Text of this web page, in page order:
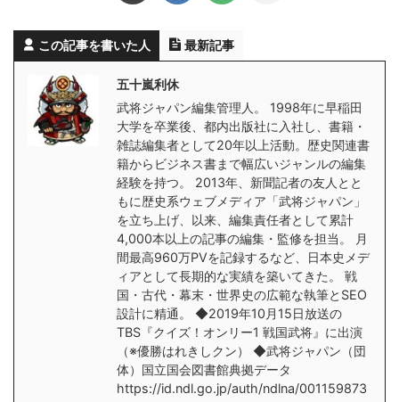
この記事を書いた人 最新記事
五十嵐利休
武将ジャパン編集管理人。 1998年に早稲田
大学を卒業後、都内出版社に入社し、書籍・
雑誌編集者として20年以上活動。歴史関連書
籍からビジネス書まで幅広いジャンルの編集
経験を持つ。 2013年、新聞記者の友人とと
もに歴史系ウェブメディア「武将ジャパン」
を立ち上げ、以来、編集責任者として累計
4,000本以上の記事の編集・監修を担当。 月
間最高960万PVを記録するなど、日本史メデ
ィアとして長期的な実績を築いてきた。 戦
国・古代・幕末・世界史の広範な執筆とSEO
設計に精通。 ◆2019年10月15日放送の
TBS『クイズ！オンリー1 戦国武将』に出演
（※優勝はれきしクン） ◆武将ジャパン（団
体）国立国会図書館典拠データ
https://id.ndl.go.jp/auth/ndlna/001159873